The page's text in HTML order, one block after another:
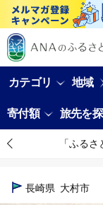
カテゴリ 地域
寄付額 旅先を
「ふる
長崎県 大村市